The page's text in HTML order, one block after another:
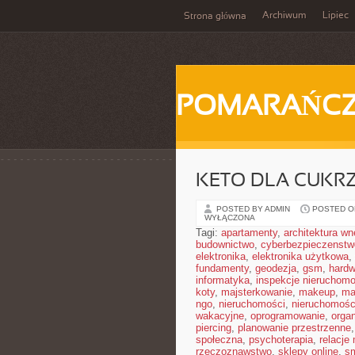
Strona główna Archiwum Lipiec
KETO DLA
POSTED BY ADMIN POSTED
WYŁĄCZONA
Tagi: apartamenty, architektura
budownictwo,
elektronika, elektronika użytkowa,
fundamenty, geodezja, gsm,
informatyka, inspekcje
koty, majsterkowanie, makeup,
ngo, nieruchomości,
wakacyjne, oprogramowanie,
piercing, planowanie przestrzenne,
społeczna, psychoterapia, relacje
rzeczoznawstwo, sklepy online,